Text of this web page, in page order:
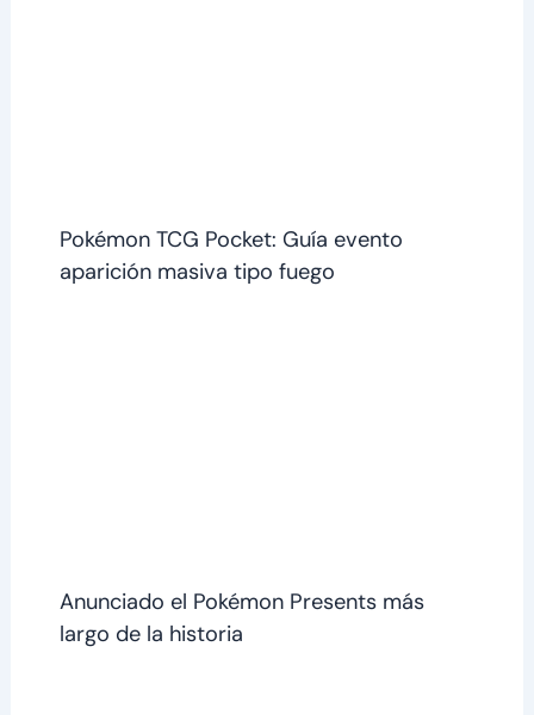
Pokémon TCG Pocket: Guía evento
aparición masiva tipo fuego
Anunciado el Pokémon Presents más
largo de la historia